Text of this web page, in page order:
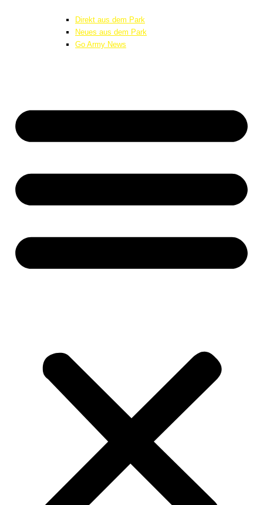
Direkt aus dem Park
Neues aus dem Park
Go Army News